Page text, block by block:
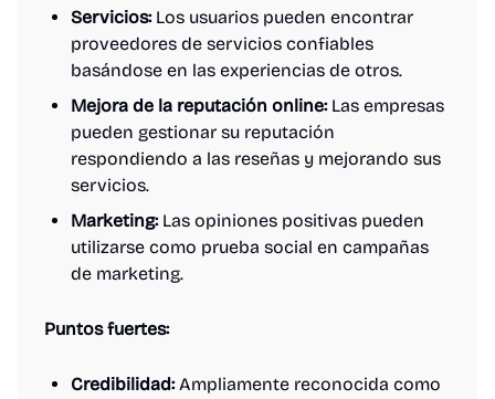
Servicios:Los usuarios pueden encontrar
proveedores de servicios confiables
basándose en las experiencias de otros.
Mejora de la reputación online:Las empresas
pueden gestionar su reputación
respondiendo a las reseñas y mejorando sus
servicios.
Marketing:Las opiniones positivas pueden
utilizarse como prueba social en campañas
de marketing.
Puntos fuertes:
Credibilidad:Ampliamente reconocida como